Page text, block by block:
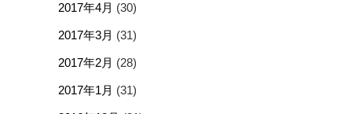
2017年4月 (30)
2017年3月 (31)
2017年2月 (28)
2017年1月 (31)